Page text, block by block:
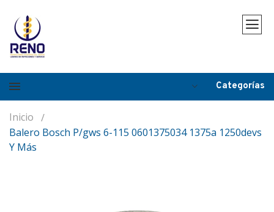
Categorías
Inicio
Balero Bosch P/gws 6-115 0601375034 1375a 1250devs
Y Más